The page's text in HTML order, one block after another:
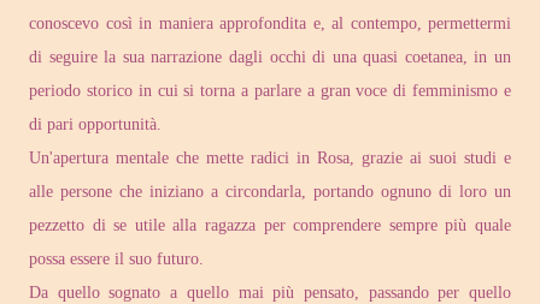
conoscevo così in maniera approfondita e, al contempo, permettermi
di seguire la sua narrazione dagli occhi di una quasi coetanea, in un
periodo storico in cui si torna a parlare a gran voce di femminismo e
di pari opportunità.
Un'apertura mentale che mette radici in Rosa, grazie ai suoi studi e
alle persone che iniziano a circondarla, portando ognuno di loro un
pezzetto di se utile alla ragazza per comprendere sempre più quale
possa essere il suo futuro.
Da quello sognato a quello mai più pensato, passando per quello